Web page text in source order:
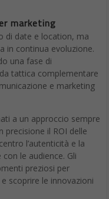
marketing
di date e location, ma
in continua evoluzione.
una fase di
tattica complementare
e marketing
a un approccio sempre
precisione il ROI delle
l’autenticità e la
le audience. Gli
preziosi per
scoprire le innovazioni